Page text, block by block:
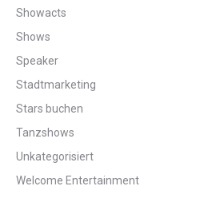
Showacts
Shows
Speaker
Stadtmarketing
Stars buchen
Tanzshows
Unkategorisiert
Welcome Entertainment